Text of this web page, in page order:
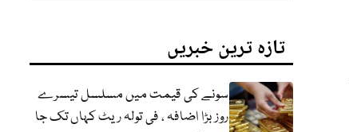
تازہ ترین خبریں
سونے کی قیمت میں مسلسل تیسرے
روز بڑا اضافہ ، فی تولہ ریٹ کہاں تک جا